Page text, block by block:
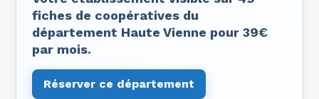
fiches de coopératives du
département Haute Vienne pour 39€
par mois.
Réserver ce département